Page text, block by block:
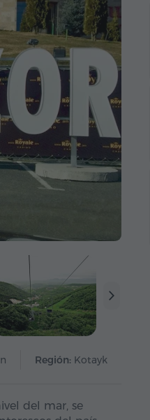
Región: Kotayk
del mar, se